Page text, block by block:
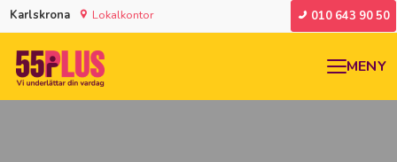
Karlskrona Lokalkontor 010 643 90 50
MENY